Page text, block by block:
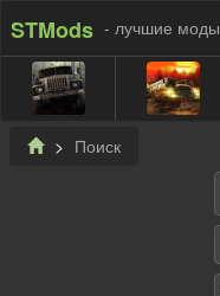
STMods - лучшие моды
Поиск